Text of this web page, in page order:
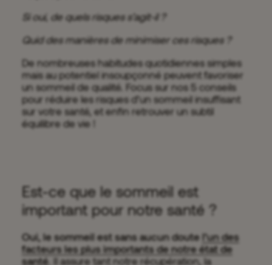
Si oui, de quels risques s’agit-il ?
Quid des manières de minimiser ces risques ?
De nombreuses habitudes quotidiennes simples
mais au potentiel insoupçonné peuvent favoriser
un sommeil de qualité. Focus sur nos 5 conseils
pour réduire les risques d’un sommeil insuffisant
sur votre santé, et enfin retrouver un subtil
équilibre de vie !
Est-ce que le sommeil est
important pour notre santé ?
Oui, le sommeil est sans aucun doute l’un des
facteurs les plus importants de notre état de
santé . Il assure tant notre récupération, la